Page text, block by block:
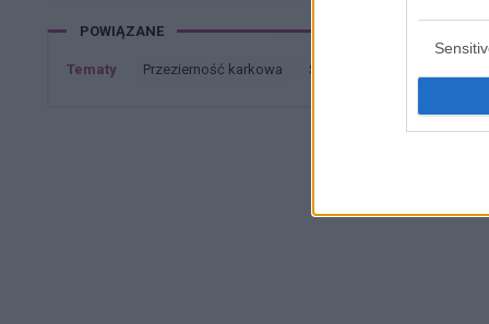
POWIĄZANE
Tematy przezierność karkowa